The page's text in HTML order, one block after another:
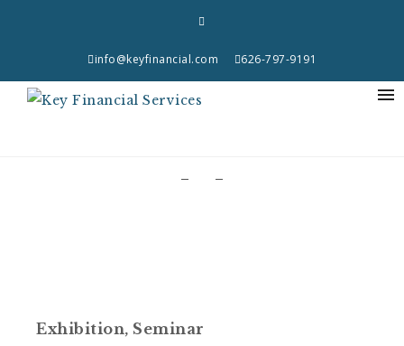
info@keyfinancial.com 626-797-9191
Exhibition, Seminar